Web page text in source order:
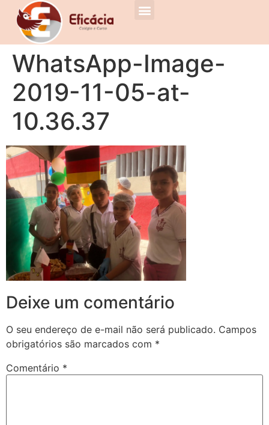
WhatsApp-Image-
2019-11-05-at-
10.36.37
Deixe um comentário
O seu endereço de e-mail não será publicado. Campos
obrigatórios são marcados com *
Comentário *